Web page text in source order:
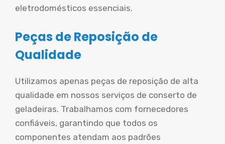
eletrodomésticos essenciais.
Peças de Reposição de
Qualidade
Utilizamos apenas peças de reposição de alta
qualidade em nossos serviços de conserto de
geladeiras. Trabalhamos com fornecedores
confiáveis, garantindo que todos os
componentes atendam aos padrões